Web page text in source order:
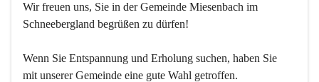
Wir freuen uns, Sie in der Gemeinde Miesenbach im
Schneebergland begrüßen zu dürfen!
Wenn Sie Entspannung und Erholung suchen, haben Sie
mit unserer Gemeinde eine gute Wahl getroffen.